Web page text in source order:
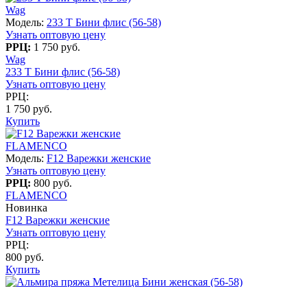
Wag
Модель: 233 T Бини флис (56-58)
Узнать оптовую цену
РРЦ: 1 750 руб.
Wag
233 T Бини флис (56-58)
Узнать оптовую цену
РРЦ:
1 750 руб.
Купить
FLAMENCO
Модель: F12 Варежки женские
Узнать оптовую цену
РРЦ: 800 руб.
FLAMENCO
Новинка
F12 Варежки женские
Узнать оптовую цену
РРЦ:
800 руб.
Купить